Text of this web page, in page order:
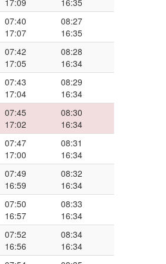
17:09
16:35
07:40
17:07
08:27
16:35
07:42
17:05
08:28
16:34
07:43
17:04
08:29
16:34
07:45
17:02
08:30
16:34
07:47
17:00
08:31
16:34
07:49
16:59
08:32
16:34
07:50
16:57
08:33
16:34
07:52
16:56
08:34
16:34